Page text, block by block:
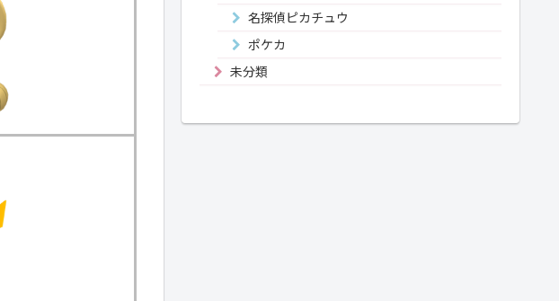
名探偵ピカチュウ
ポケカ
未分類